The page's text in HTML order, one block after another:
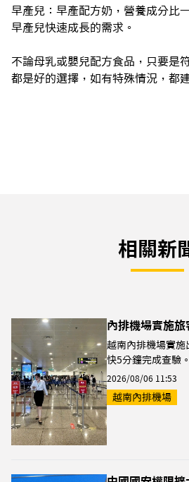
早產兒：早產配方奶，營養成分比
早產兒快速成長的需求。
不論母乳或嬰兒配方食品，只要是
都是好的選擇，如有特殊情況，都
相關新
內排機場實施
越南內排機場實施
快5分鐘完成查驗。
2026/08/06 11:53
越南內排機場